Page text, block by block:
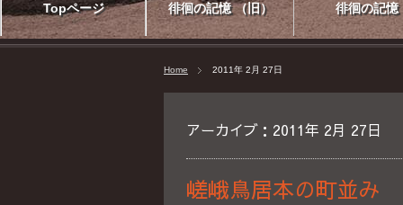
Topページ 徘徊の記憶 （旧） 徘徊の記憶
Home 2011年 2月 27日
アーカイブ：2011年 2月 27日
嵯峨鳥居本の町並み